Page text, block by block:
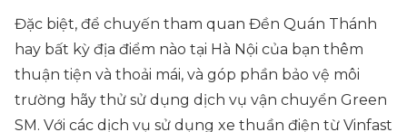
Đặc biệt, để chuyến tham quan Đền Quán Thánh
hay bất kỳ địa điểm nào tại Hà Nội của bạn thêm
thuận tiện và thoải mái, và góp phần bảo vệ môi
trường hãy thử sử dụng dịch vụ vận chuyển Green
SM. Với các dịch vụ sử dụng xe thuần điện từ Vinfast